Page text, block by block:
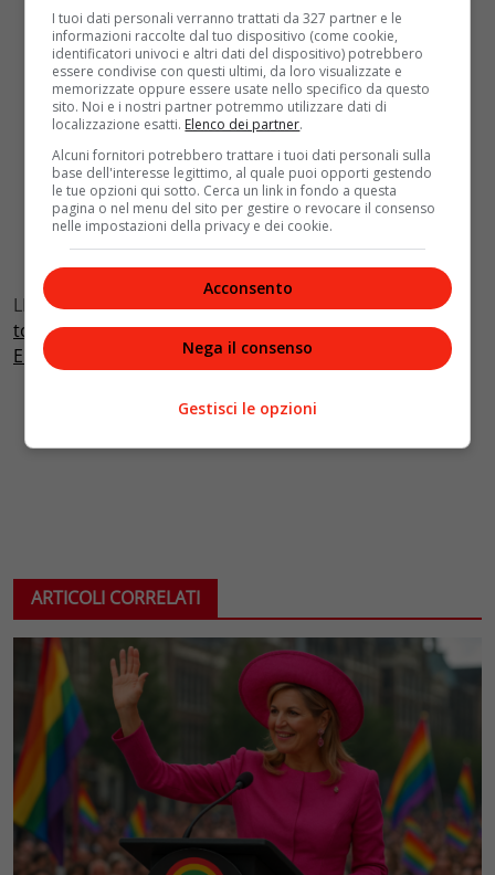
LEGGI ANCHE:Il principe Carlo e Camilla annunciano il
tour reale in Canada per il Giubileo della regina
Elisabetta
ARTICOLI CORRELATI
I tuoi dati personali verranno trattati da 327 partner e le
informazioni raccolte dal tuo dispositivo (come cookie,
identificatori univoci e altri dati del dispositivo) potrebbero
essere condivise con questi ultimi, da loro visualizzate e
memorizzate oppure essere usate nello specifico da questo
sito. Noi e i nostri partner potremmo utilizzare dati di
localizzazione esatti. Elenco dei partner.
Alcuni fornitori potrebbero trattare i tuoi dati personali sulla
base dell'interesse legittimo, al quale puoi opporti gestendo
le tue opzioni qui sotto. Cerca un link in fondo a questa
pagina o nel menu del sito per gestire o revocare il consenso
nelle impostazioni della privacy e dei cookie.
Acconsento
Nega il consenso
Gestisci le opzioni